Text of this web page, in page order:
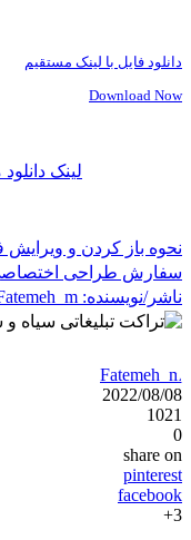
دانلود فایل با لینک مستقیم
Download Now
لینک
نحوه باز کردن و ویرایش
سفارش طراحی
ناشر/نویسنده:
Fatemeh_m
2022/08/08
1021
0
share on
pinterest
facebook
3+